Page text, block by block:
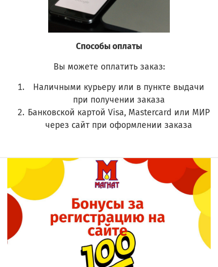
Способы оплаты
Вы можете оплатить заказ:
Наличными курьеру или в пункте выдачи
при получении заказа
Банковской картой Visa, Mastercard или МИР
через сайт при оформлении заказа